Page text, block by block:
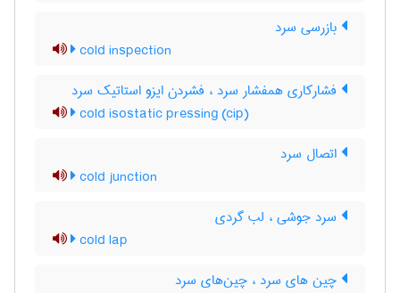
بازرسی سرد
cold inspection
فشارکاری همفشار سرد ، فشردن ایزو استاتیک سرد
cold isostatic pressing (cip)
اتصال سرد
cold junction
سرد جوشی ، لب گردی
cold lap
چین های سرد ، چین‌های سرد